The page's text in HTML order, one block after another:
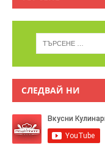
СЛЕДВАЙ НИ